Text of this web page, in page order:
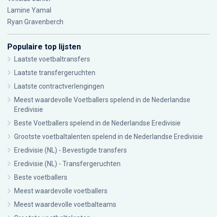
Lamine Yamal
Ryan Gravenberch
Populaire top lijsten
Laatste voetbaltransfers
Laatste transfergeruchten
Laatste contractverlengingen
Meest waardevolle Voetballers spelend in de Nederlandse
Eredivisie
Beste Voetballers spelend in de Nederlandse Eredivisie
Grootste voetbaltalenten spelend in de Nederlandse Eredivisie
Eredivisie (NL) - Bevestigde transfers
Eredivisie (NL) - Transfergeruchten
Beste voetballers
Meest waardevolle voetballers
Meest waardevolle voetbalteams